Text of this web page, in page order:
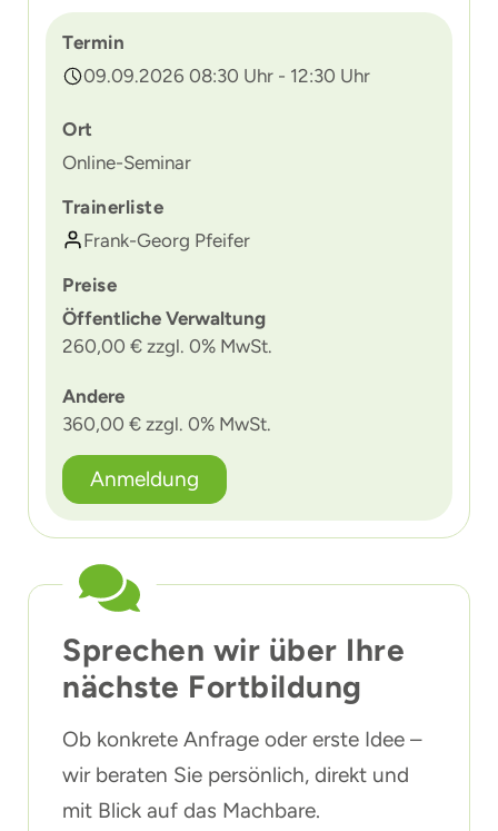
Termin
09.09.2026 08:30 Uhr - 12:30 Uhr
Ort
Online-Seminar
Trainerliste
Frank-Georg Pfeifer
Preise
Öffentliche Verwaltung
260,00 € zzgl. 0% MwSt.
Andere
360,00 € zzgl. 0% MwSt.
Anmeldung
Sprechen wir über Ihre
nächste Fortbildung
Ob konkrete Anfrage oder erste Idee –
wir beraten Sie persönlich, direkt und
mit Blick auf das Machbare.